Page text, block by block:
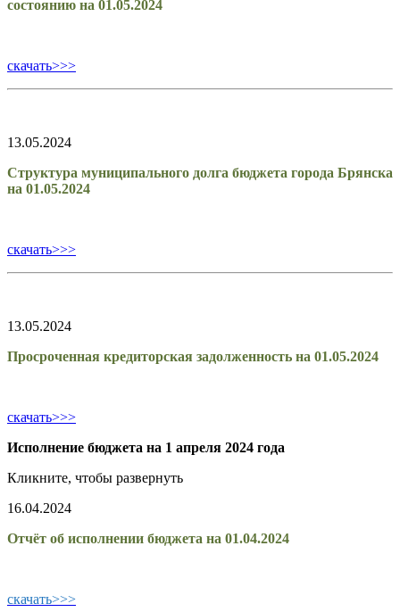
состоянию на 01.05.2024
скачать>>>
13.05.2024
Структура муниципального долга бюджета города Брянска
на 01.05.2024
скачать>>>
13.05.2024
Просроченная кредиторская задолженность на 01.05.2024
скачать>>>
Исполнение бюджета на 1 апреля 2024 года
Кликните, чтобы развернуть
16.04.2024
Отчёт об исполнении бюджета на 01.04.2024
скачать>>>